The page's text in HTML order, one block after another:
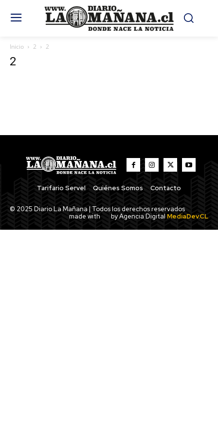
Inicio 2 2
2
Tarifario Servel Quiénes Somos Contacto
© 2025 Diario La Mañana | Todos los derechos reservados
made with
by Agencia Digital MediaDev.CL